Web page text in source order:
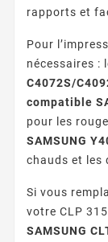
rapports et
Pour
nécessaires :
C4072S/
compatible
pour les
SAMSUNG
chauds et les
Si vous
votre CLP
SAMSUNG